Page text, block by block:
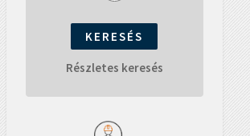
Részletes keresés